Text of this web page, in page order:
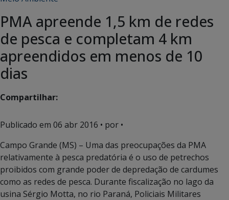
PMA apreende 1,5 km de redes
de pesca e completam 4 km
apreendidos em menos de 10
dias
Compartilhar:
Publicado em 06 abr 2016 • por •
Campo Grande (MS) – Uma das preocupações da PMA
relativamente à pesca predatória é o uso de petrechos
proibidos com grande poder de depredação de cardumes
como as redes de pesca. Durante fiscalização no lago da
usina Sérgio Motta, no rio Paraná, Policiais Militares